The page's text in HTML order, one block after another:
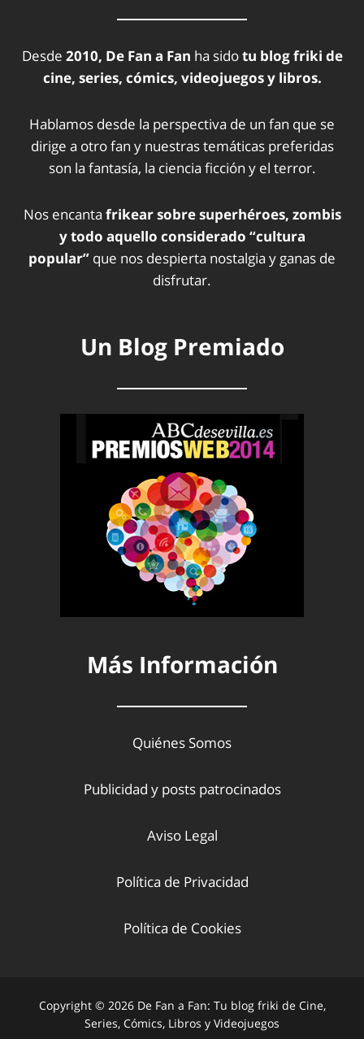
Desde 2010, De Fan a Fan ha sidotu blog friki de
cine, series, cómics, videojuegos y libros.
Hablamos desde la perspectiva de un fan que se
dirige a otro fan y nuestras temáticas preferidas
son la fantasía, la ciencia ficción y el terror.
Nos encanta frikear sobre superhéroes, zombis
y todo aquello considerado “cultura
popular” que nos despierta nostalgia y ganas de
disfrutar.
Un Blog Premiado
Más Información
Quiénes Somos
Publicidad y posts patrocinados
Aviso Legal
Política de Privacidad
Política de Cookies
Copyright © 2026 De Fan a Fan: Tu blog friki de Cine,
Series, Cómics, Libros y Videojuegos